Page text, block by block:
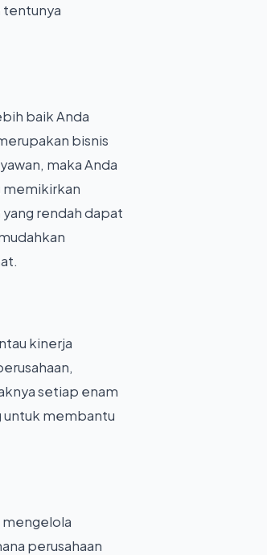
tentunya
baik Anda
bisnis
maka Anda
memikirkan
rendah dapat
kinerja
setiap enam
untuk membantu
perusahaan